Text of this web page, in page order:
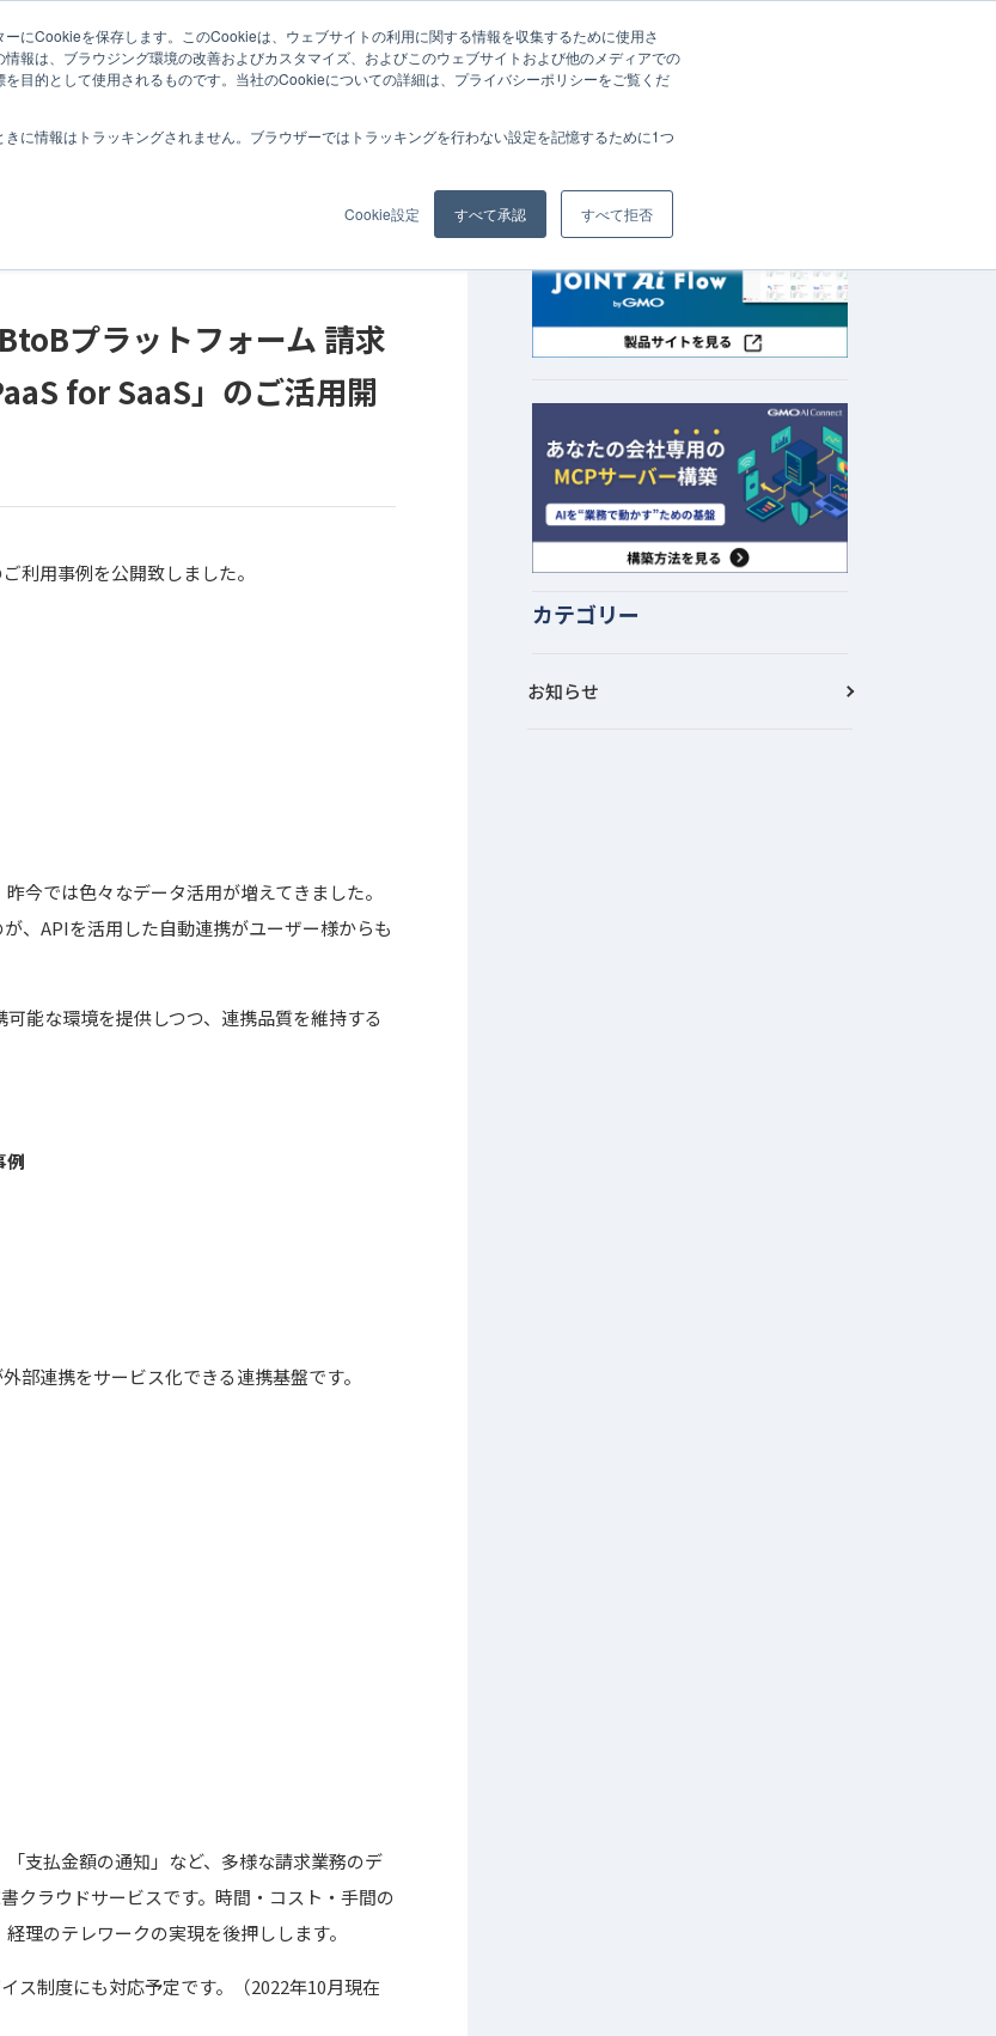
にCookieを保存します。このCookieは、ウェブサイトの利用に関する情報を収集するために使用さ
報は、ブラウジング環境の改善およびカスタマイズ、およびこのウェブサイトおよび他のメディアでの
目的として使用されるものです。当社のCookieについての詳細は、プライバシーポリシーをご覧くだ
に情報はトラッキングされません。ブラウザーではトラッキングを行わない設定を記憶するために1つ
Cookie設定 すべて承認 すべて拒否
事例 コラム お知らせ 私たちについて 採用情報 会社概要 お問い合わせ
請求書」の外部連携に「JOINT iPaaS for SaaS」のご活用開始
プラットフォーム 請求
for SaaS」のご活用開
利用事例を公開致しました。
今では色々なデータ活用が増えてきました。
、APIを活用した自動連携がユーザー様からも
能な環境を提供しつつ、連携品質を維持する
例
部連携をサービス化できる連携基盤です。
支払金額の通知」など、多様な請求業務のデ
クラウドサービスです。時間・コスト・手間の
理のテレワークの実現を後押しします。
ス制度にも対応予定です。（2022年10月現在
カテゴリー
お知らせ